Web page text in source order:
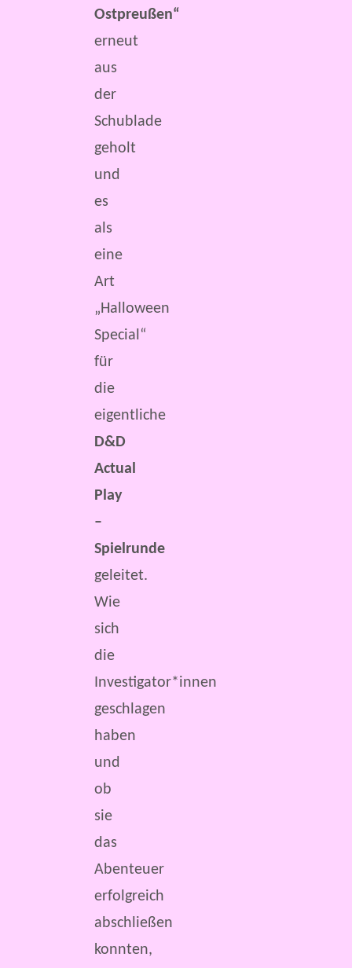
Ostpreußen“
erneut
aus
der
Schublade
geholt
und
es
als
eine
Art
„Halloween
Special“
für
die
eigentliche
D&D
Actual
Play
–
Spielrunde
geleitet.
Wie
sich
die
Investigator*innen
geschlagen
haben
und
ob
sie
das
Abenteuer
erfolgreich
abschließen
konnten,